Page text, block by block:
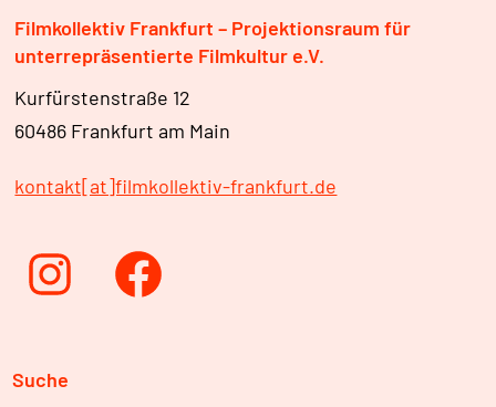
Filmkollektiv Frankfurt – Projektionsraum für
unterrepräsentierte Filmkultur e.V.
Kurfürstenstraße 12
60486 Frankfurt am Main
kontakt[at]filmkollektiv-frankfurt.de
InstagramFacebook
Suche